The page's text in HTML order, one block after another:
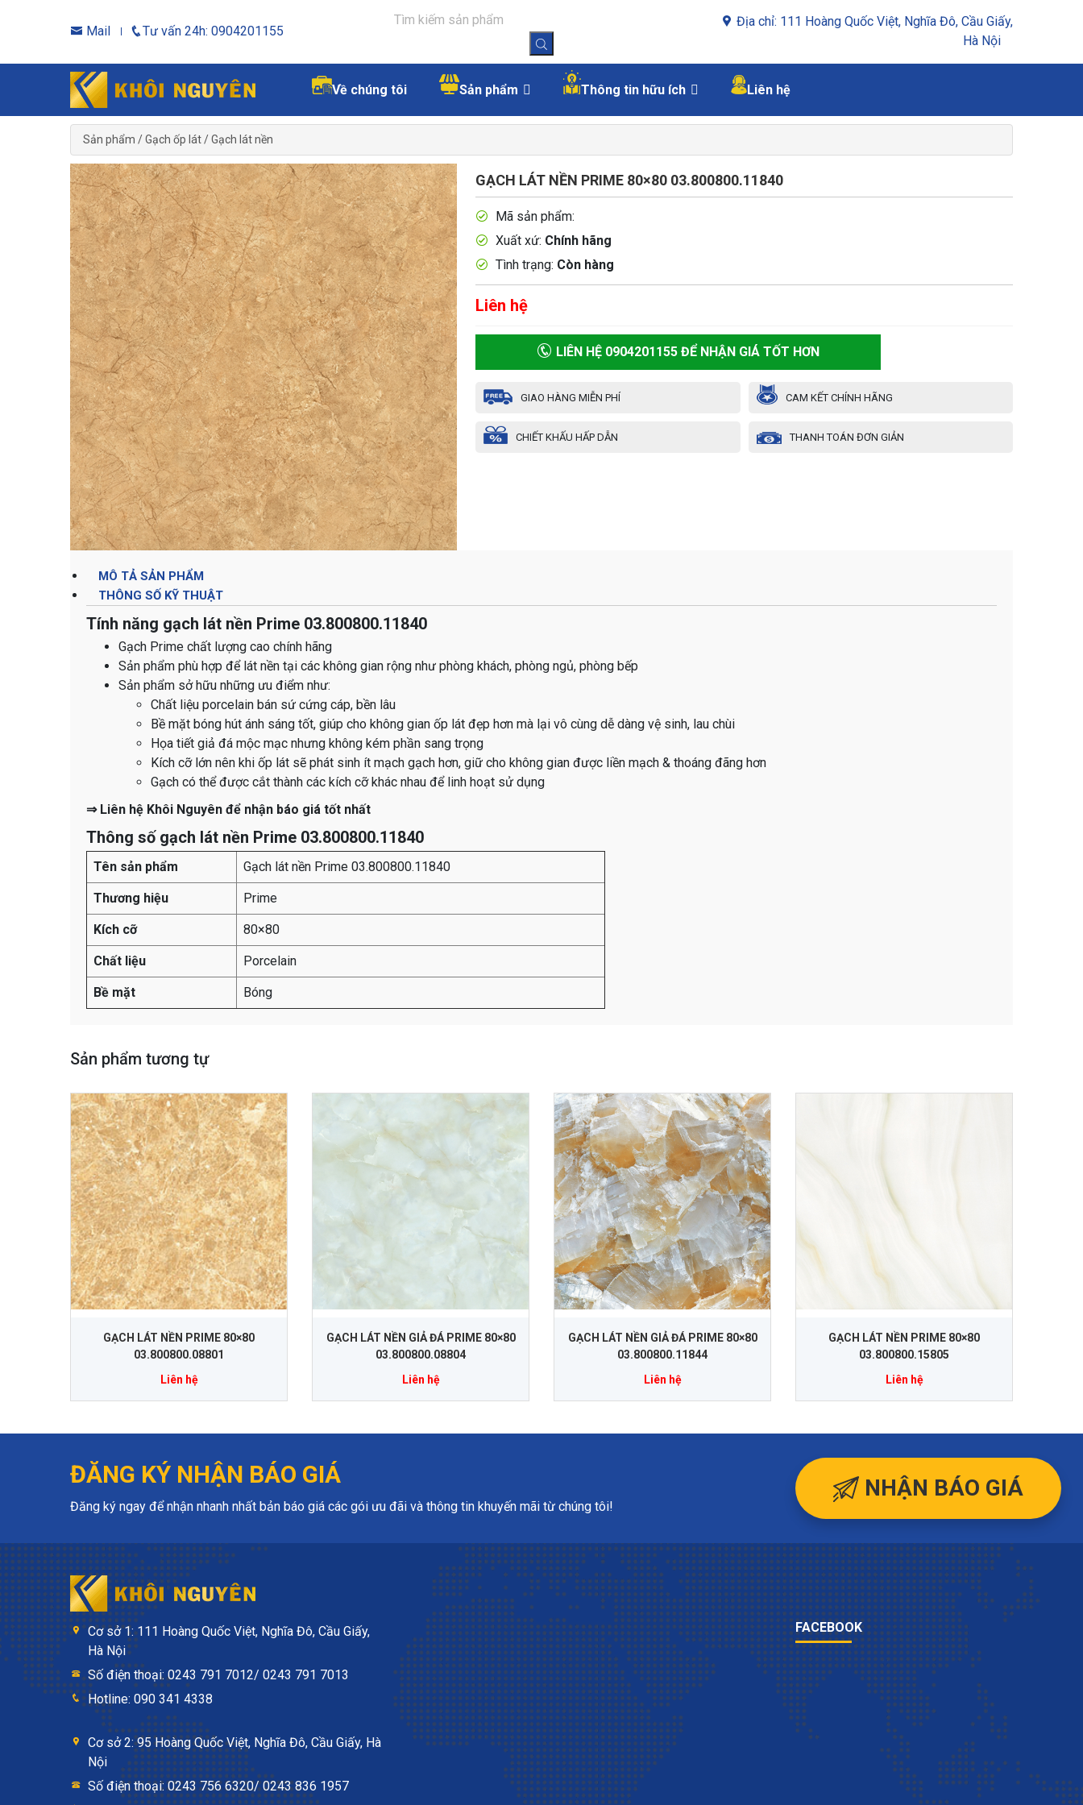
Mail Tư vấn 24h: 0904201155
Địa chỉ: 111 Hoàng Quốc Việt, Nghĩa Đô, Cầu Giấy,
Hà Nội
Về chúng tôi Sản phẩm Thông tin hữu ích Liên hệ
Sản phẩm /Gạch ốp lát/Gạch lát nền
GẠCH LÁT NỀN PRIME 80×80 03.800800.11840
Mã sản phẩm:
Xuất xứ: Chính hãng
Tình trạng: Còn hàng
Liên hệ
LIÊN HỆ 0904201155 ĐỂ NHẬN GIÁ TỐT HƠN
GIAO HÀNG MIỄN PHÍ CAM KẾT CHÍNH HÃNG
CHIẾT KHẤU HẤP DẪN THANH TOÁN ĐƠN GIẢN
MÔ TẢ SẢN PHẨM
THÔNG SỐ KỸ THUẬT
Tính năng gạch lát nền Prime 03.800800.11840
Gạch Prime chất lượng cao chính hãng
Sản phẩm phù hợp để lát nền tại các không gian rộng như phòng khách, phòng ngủ, phòng bếp
Sản phẩm sở hữu những ưu điểm như:
Chất liệu porcelain bán sứ cứng cáp, bền lâu
Bề mặt bóng hút ánh sáng tốt, giúp cho không gian ốp lát đẹp hơn mà lại vô cùng dễ dàng vệ sinh, lau chùi
Họa tiết giả đá mộc mạc nhưng không kém phần sang trọng
Kích cỡ lớn nên khi ốp lát sẽ phát sinh ít mạch gạch hơn, giữ cho không gian được liền mạch & thoáng đãng hơn
Gạch có thể được cắt thành các kích cỡ khác nhau để linh hoạt sử dụng
⇒ Liên hệ Khôi Nguyên để nhận báo giá tốt nhất
Thông số gạch lát nền Prime 03.800800.11840
Tên sản phẩm Gạch lát nền Prime 03.800800.11840
Thương hiệu Prime
Kích cỡ 80×80
Chất liệu Porcelain
Bề mặt Bóng
Sản phẩm tương tự
GẠCH LÁT NỀN PRIME 80×80
03.800800.08801
Liên hệ
GẠCH LÁT NỀN GIẢ ĐÁ PRIME 80×80
03.800800.08804
Liên hệ
GẠCH LÁT NỀN GIẢ ĐÁ PRIME 80×80
03.800800.11844
Liên hệ
GẠCH LÁT NỀN PRIME 80×80
03.800800.15805
Liên hệ
ĐĂNG KÝ NHẬN BÁO GIÁ
Đăng ký ngay để nhận nhanh nhất bản báo giá các gói ưu đãi và thông tin khuyến mãi từ chúng tôi!
NHẬN BÁO GIÁ
Cơ sở 1: 111 Hoàng Quốc Việt, Nghĩa Đô, Cầu Giấy,
Hà Nội
Số điện thoại: 0243 791 7012/ 0243 791 7013
Hotline: 090 341 4338
Cơ sở 2: 95 Hoàng Quốc Việt, Nghĩa Đô, Cầu Giấy, Hà
Nội
Số điện thoại: 0243 756 6320/ 0243 836 1957
FACEBOOK